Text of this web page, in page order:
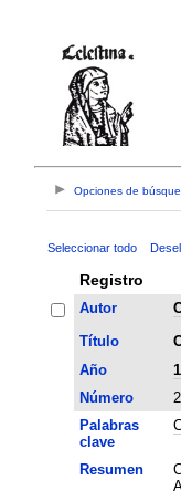
Opciones de
Seleccionar todo
Registro
Autor
Título
Año
Número
Palabras
clave
Resumen